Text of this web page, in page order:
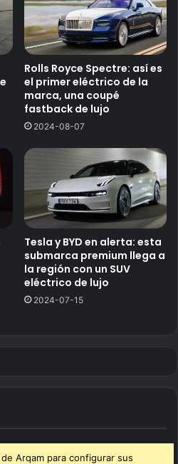
Rolls Royce Spectre: así es
el primer eléctrico de la
marca, una coupé
fastback de lujo
2024-08-07
Tesla y BYD en alerta: esta
submarca premium llega a
la región con un SUV
eléctrico de lujo
2024-07-15
Arqam para configurar sus